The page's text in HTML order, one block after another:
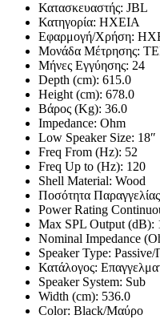
Κατασκευαστής: JBL
Κατηγορία: ΗΧΕΙΑ
Εφαρμογή/Χρήση:
Μονάδα Μέτρησης:
Μήνες Εγγύησης: 24
Depth (cm): 615.0
Height (cm): 678.0
Βάρος (Kg): 36.0
Impedance: Ohm
Low Speaker Size: 18″
Freq From (Hz): 52
Freq Up to (Hz): 120
Shell Material: Wood
Ποσότητα
Power Rating
Max SPL Output (dB):
Nominal Impedance
Speaker Type: Passive/
Κατάλογος:
Speaker System: Sub
Width (cm): 536.0
Color: Black/Μαύρο